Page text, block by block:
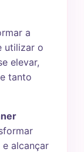
a
utilizar o
elevar,
tanto
alcançar